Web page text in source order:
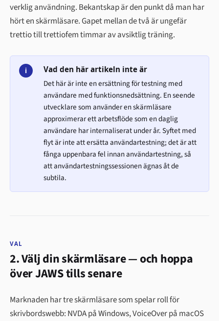
verklig användning. Bekantskap är den punkt då man har
hört en skärmläsare. Gapet mellan de två är ungefär
trettio till trettiofem timmar av avsiktlig träning.
i Vad den här artikeln inte är
Det här är inte en ersättning för testning med
användare med funktionsnedsättning. En seende
utvecklare som använder en skärmläsare
approximerar ett arbetsflöde som en daglig
användare har internaliserat under år. Syftet med
flyt är inte att ersätta användartestning; det är att
fånga uppenbara fel innan användartestning, så
att användartestningssessionen ägnas åt de
subtila.
VAL
2. Välj din skärmläsare — och hoppa
över JAWS tills senare
Marknaden har tre skärmläsare som spelar roll för
skrivbordswebb: NVDA på Windows, VoiceOver på macOS